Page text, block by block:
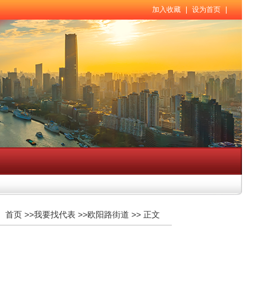
加入收藏 | 设为首页 |
首页>>我要找代表 >>欧阳路街道 >> 正文